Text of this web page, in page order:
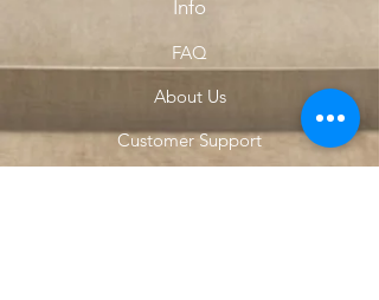
Info
FAQ
About Us
Customer Support